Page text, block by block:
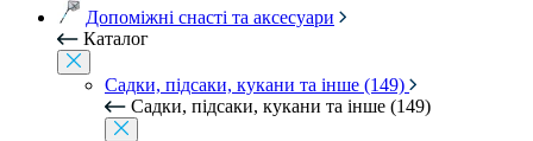
Допоміжні снасті та аксесуари
Каталог
Садки, підсаки, кукани та інше (149)
Садки, підсаки, кукани та інше (149)